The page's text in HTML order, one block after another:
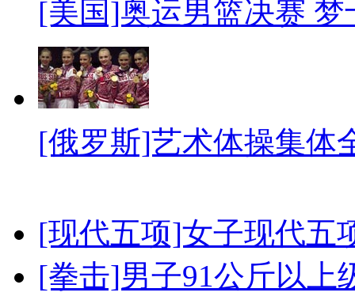
[美国]奥运男篮决赛
[俄罗斯]艺术体操集体
[现代五项]女子现代五
[拳击]男子91公斤以上